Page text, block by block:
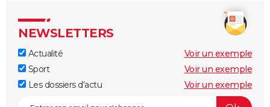
NEWSLETTERS
Actualité
Voir un exemple
Sport
Voir un exemple
Les dossiers d'actu
Voir un exemple